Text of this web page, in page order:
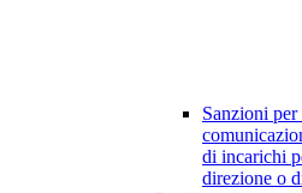
Sanzioni per
di incarichi
direzione o